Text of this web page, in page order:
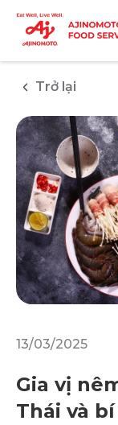
Trở lại
13/03/2025
Gia vị
Thái và